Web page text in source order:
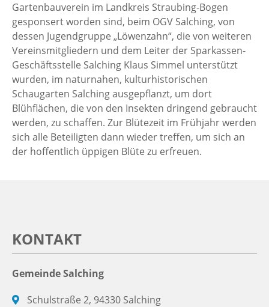
Gartenbauverein im Landkreis Straubing-Bogen
gesponsert worden sind, beim OGV Salching, von
dessen Jugendgruppe „Löwenzahn“, die von weiteren
Vereinsmitgliedern und dem Leiter der Sparkassen-
Geschäftsstelle Salching Klaus Simmel unterstützt
wurden, im naturnahen, kulturhistorischen
Schaugarten Salching ausgepflanzt, um dort
Blühflächen, die von den Insekten dringend gebraucht
werden, zu schaffen. Zur Blütezeit im Frühjahr werden
sich alle Beteiligten dann wieder treffen, um sich an
der hoffentlich üppigen Blüte zu erfreuen.
KONTAKT
Gemeinde Salching
Schulstraße 2, 94330 Salching